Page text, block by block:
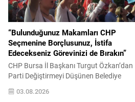
“Bulunduğunuz Makamları CHP
Seçmenine Borçlusunuz, İstifa
Edecekseniz Görevinizi de Bırakın”
CHP Bursa İl Başkanı Turgut Özkan’dan
Parti Değiştirmeyi Düşünen Belediye
Başkanları ve Meclis Üyelerine Sert Uyarı…
Cumhuriyet Halk Partisi (CHP) Bursa İl
03.08.2026